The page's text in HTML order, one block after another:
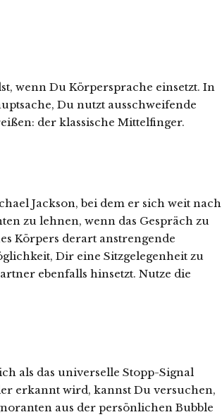
wenn Du Körpersprache einsetzt. In
Du nutzt ausschweifende
der klassische Mittelfinger.
Jackson, bei dem er sich weit nach
zu lehnen, wenn das Gespräch zu
Körpers derart anstrengende
Dir eine Sitzgelegenheit zu
ebenfalls hinsetzt. Nutze die
als das universelle Stopp-Signal
erkannt wird, kannst Du versuchen,
aus der persönlichen Bubble